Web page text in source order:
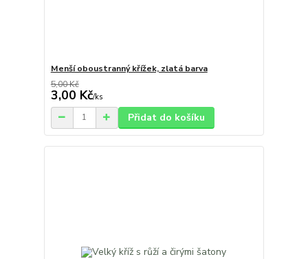
Menší oboustranný křížek, zlatá barva
5,00 Kč
3,00 Kč/ks
Přidat do košíku